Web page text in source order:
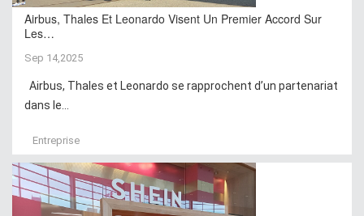
Airbus, Thales Et Leonardo Visent Un Premier Accord Sur
Les…
Sep 14,2025
Airbus, Thales et Leonardo se rapprochent d’un partenariat
dans le...
Entreprise